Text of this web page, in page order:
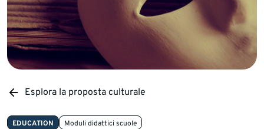
Esplora la proposta culturale
EDUCATION Moduli didattici scuole